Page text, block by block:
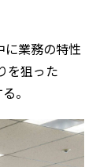
に業務の特性
を狙った
。